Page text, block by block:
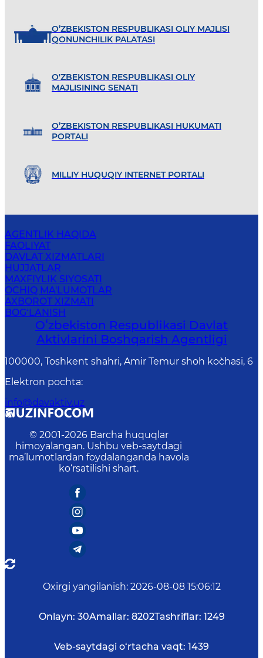
O’ZBEKISTON RESPUBLIKASI OLIY MAJLISI
QONUNCHILIK PALATASI
O'ZBEKISTON RESPUBLIKASI OLIY
MAJLISINING SENATI
O’ZBEKISTON RESPUBLIKASI HUKUMATI
PORTALI
MILLIY HUQUQIY INTERNET PORTALI
AGENTLIK HAQIDA
FAOLIYAT
DAVLAT XIZMATLARI
HUJJATLAR
MAXFIYLIK SIYOSATI
OCHIQ MA'LUMOTLAR
AXBOROT XIZMATI
BOG‘LANISH
Oʻzbekiston Respublikasi Davlat
Aktivlarini Boshqarish Agentligi
100000, Toshkent shahri, Amir Temur shoh ko`chasi, 6
Elektron pochta:
info@davaktiv.uz
© 2001-2026 Barcha huquqlar
himoyalangan. Ushbu veb-saytdagi
ma’lumotlardan foydalanganda havola
ko‘rsatilishi shart.
Oxirgi yangilanish: 2026-08-08 15:06:12
Onlayn: 30Amallar: 8202Tashriflar: 1249
Veb-saytdagi o‘rtacha vaqt: 1439